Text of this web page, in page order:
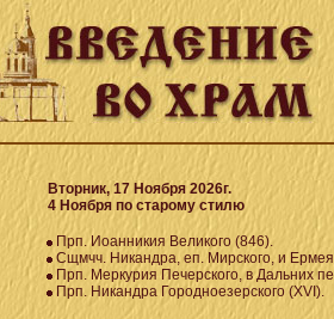
Вторник, 17 Ноября 2026г.
4 Ноября по старому стилю
Прп. Иоанникия Великого (846).
Сщмчч. Никандра, еп. Мирского, и
Прп. Меркурия Печерского, в Дальних
Прп. Никандра Городноезерского (XVI).